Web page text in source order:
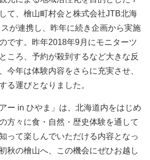
て、檜山町村会と株式会社JTB北海
が連携し、昨年に続き企画から実施
です。昨年2018年9月にモニターツ
ころ、予約が殺到するなど大きな反
今年は体験内容をさらに充実させ、
る運びとなりました。
ー in ひやま」は、北海道内をはじめ
方々に食・自然・歴史体験を通して
って楽しんでいただける内容となっ
秋の檜山へ、この機会にぜひお越し